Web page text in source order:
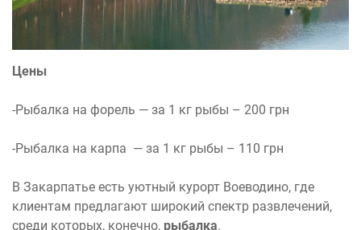
Цены
-Рыбалка на форель — за 1 кг рыбы – 200 грн
-Рыбалка на карпа — за 1 кг рыбы – 110 грн
В Закарпатье есть уютный курорт Воеводино, где
клиентам предлагают широкий спектр развлечений,
среди которых, конечно, рыбалка.